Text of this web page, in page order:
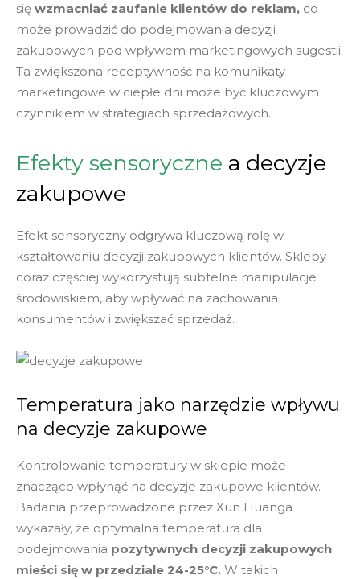
się wzmacniać zaufanie klientów do reklam, co
może prowadzić do podejmowania decyzji
zakupowych pod wpływem marketingowych sugestii.
Ta zwiększona receptywność na komunikaty
marketingowe w ciepłe dni może być kluczowym
czynnikiem w strategiach sprzedażowych.
Efekty sensoryczne a decyzje
zakupowe
Efekt sensoryczny odgrywa kluczową rolę w
kształtowaniu decyzji zakupowych klientów. Sklepy
coraz częściej wykorzystują subtelne manipulacje
środowiskiem, aby wpływać na zachowania
konsumentów i zwiększać sprzedaż.
Temperatura jako narzędzie wpływu
na decyzje zakupowe
Kontrolowanie temperatury w sklepie może
znacząco wpłynąć na decyzje zakupowe klientów.
Badania przeprowadzone przez Xun Huanga
wykazały, że optymalna temperatura dla
podejmowania pozytywnych decyzji zakupowych
mieści się w przedziale 24-25°C. W takich